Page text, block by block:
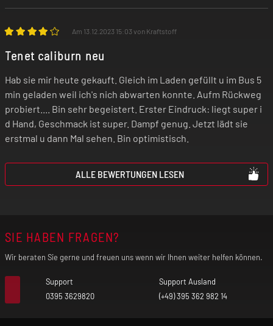
Am 13.12.2023 15:03 von Kraftstoff
Tenet caliburn neu
Hab sie mir heute gekauft. Gleich im Laden gefüllt u im Bus 5
min geladen weil ich's nich abwarten konnte. Aufm Rückweg
probiert.... Bin sehr begeistert. Erster Eindruck: liegt super i
d Hand, Geschmack ist super. Dampf genug. Jetzt lädt sie
erstmal u dann Mal sehen. Bin optimistisch.
ALLE BEWERTUNGEN LESEN
SIE HABEN FRAGEN?
Wir beraten Sie gerne und freuen uns wenn wir Ihnen weiter helfen können.
Support
0395 3629820
Support Ausland
(+49) 395 362 982 14